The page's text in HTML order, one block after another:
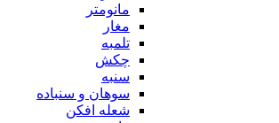
مانومتر
مغار
تلمبه
چکش
سنبه
سوهان و سنباده
شعله افکن